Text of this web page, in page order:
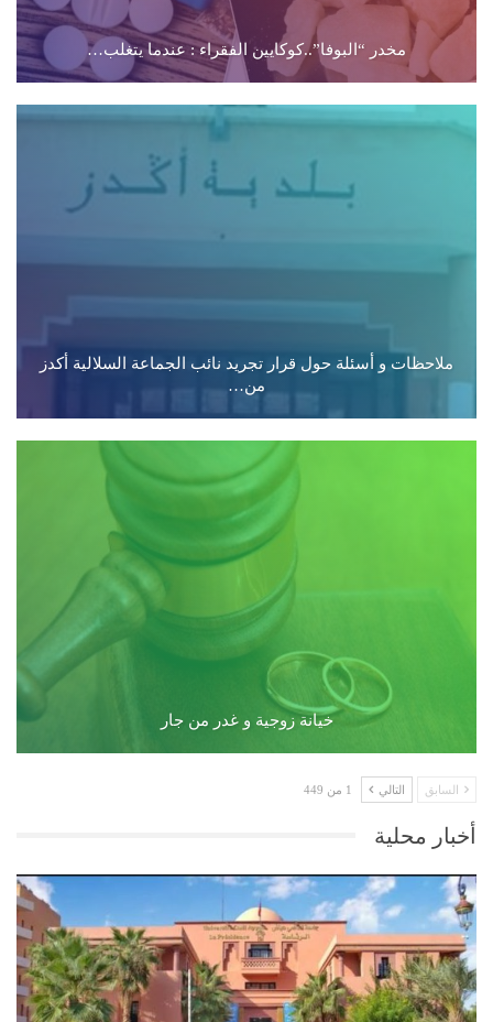
مخدر “البوفا”..كوكايين الفقراء : عندما يتغلب…
ملاحظات و أسئلة حول قرار تجريد نائب الجماعة السلالية أكدز
من…
خيانة زوجية و غدر من جار
السابق التالي 1 من 449
أخبار محلية